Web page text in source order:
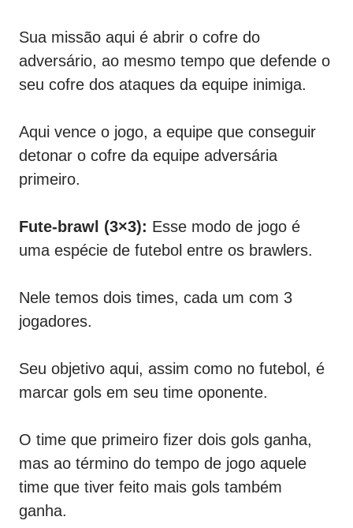
Sua missão aqui é abrir o cofre do
adversário, ao mesmo tempo que defende o
seu cofre dos ataques da equipe inimiga.
Aqui vence o jogo, a equipe que conseguir
detonar o cofre da equipe adversária
primeiro.
Fute-brawl (3×3): Esse modo de jogo é
uma espécie de futebol entre os brawlers.
Nele temos dois times, cada um com 3
jogadores.
Seu objetivo aqui, assim como no futebol, é
marcar gols em seu time oponente.
O time que primeiro fizer dois gols ganha,
mas ao término do tempo de jogo aquele
time que tiver feito mais gols também
ganha.